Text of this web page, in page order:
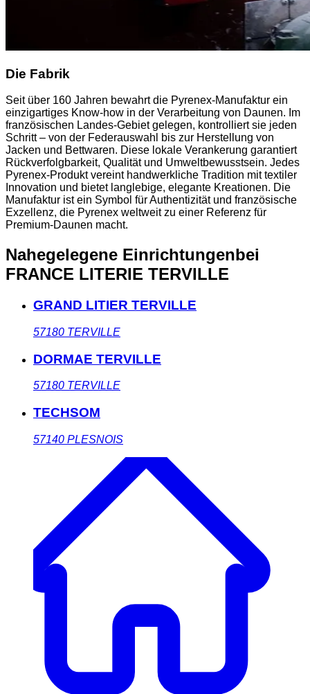
Die Fabrik
Seit über 160 Jahren bewahrt die Pyrenex-Manufaktur ein
einzigartiges Know-how in der Verarbeitung von Daunen. Im
französischen Landes-Gebiet gelegen, kontrolliert sie jeden
Schritt – von der Federauswahl bis zur Herstellung von
Jacken und Bettwaren. Diese lokale Verankerung garantiert
Rückverfolgbarkeit, Qualität und Umweltbewusstsein. Jedes
Pyrenex-Produkt vereint handwerkliche Tradition mit textiler
Innovation und bietet langlebige, elegante Kreationen. Die
Manufaktur ist ein Symbol für Authentizität und französische
Exzellenz, die Pyrenex weltweit zu einer Referenz für
Premium-Daunen macht.
Nahegelegene Einrichtungenbei
FRANCE LITERIE TERVILLE
GRAND LITIER TERVILLE
57180 TERVILLE
DORMAE TERVILLE
57180 TERVILLE
TECHSOM
57140 PLESNOIS